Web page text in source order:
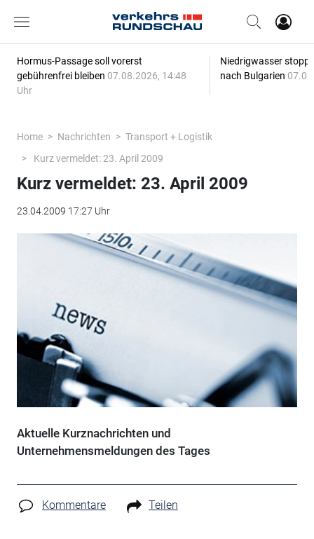
Hormus-Passage soll vorerst
gebührenfrei bleiben 07.08.2026, 14:48
Uhr
Niedrigwasser
nach Bulgarien
Home Nachrichten
Transport + Logistik
Kurz vermeldet: 23. April 2009
Kurz vermeldet: 23. April 2009
23.04.2009 17:27 Uhr
Aktuelle Kurznachrichten und
Unternehmensmeldungen des Tages
Kommentare Teilen